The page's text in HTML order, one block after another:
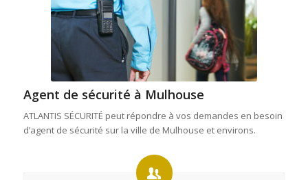
Agent de sécurité à Mulhouse
ATLANTIS SÉCURITÉ peut répondre à vos demandes en besoin
d’agent de sécurité sur la ville de Mulhouse et environs.